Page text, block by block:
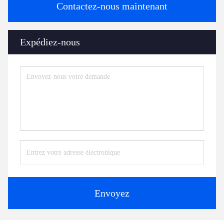
Contactez-nous maintenant
Expédiez-nous
Envoyez